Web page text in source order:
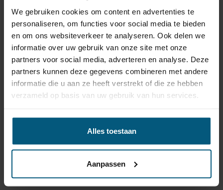
We gebruiken cookies om content en advertenties te
personaliseren, om functies voor social media te bieden
en om ons websiteverkeer te analyseren. Ook delen we
informatie over uw gebruik van onze site met onze
partners voor social media, adverteren en analyse. Deze
partners kunnen deze gegevens combineren met andere
informatie die u aan ze heeft verstrekt of die ze hebben
verzameld op basis van uw gebruik van hun services.
Alles toestaan
Aanpassen
Direct uit voorraad.
Klik eenvoudig op het MG model van keuze.
Trekhaak met kabelset voor alle onderstaande MG
modellen:
Trekhaak MG EHS met bijpassende
kabelset
Trekhaak MG HS met bijpassende
Trekhaak MG Marvel-R met